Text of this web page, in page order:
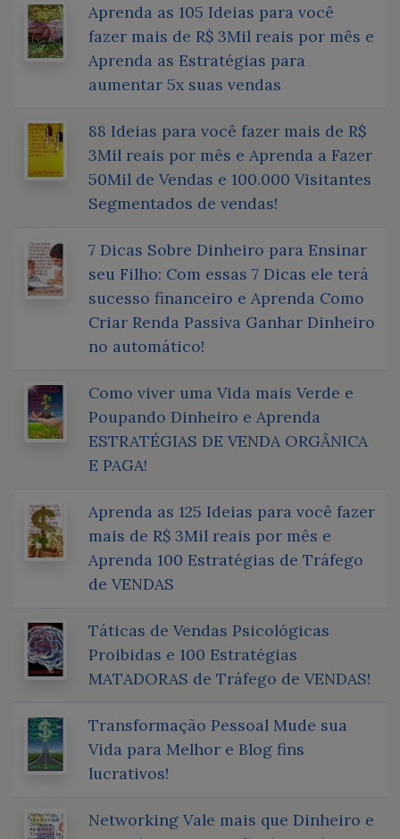
Aprenda as 105 Ideias para você
fazer mais de R$ 3Mil reais por mês e
Aprenda as Estratégias para
aumentar 5x suas vendas
88 Ideias para você fazer mais de R$
3Mil reais por mês e Aprenda a Fazer
50Mil de Vendas e 100.000 Visitantes
Segmentados de vendas!
7 Dicas Sobre Dinheiro para Ensinar
seu Filho: Com essas 7 Dicas ele terá
sucesso financeiro e Aprenda Como
Criar Renda Passiva Ganhar Dinheiro
no automático!
Como viver uma Vida mais Verde e
Poupando Dinheiro e Aprenda
ESTRATÉGIAS DE VENDA ORGÂNICA
E PAGA!
Aprenda as 125 Ideias para você fazer
mais de R$ 3Mil reais por mês e
Aprenda 100 Estratégias de Tráfego
de VENDAS
Táticas de Vendas Psicológicas
Proibidas e 100 Estratégias
MATADORAS de Tráfego de VENDAS!
Transformação Pessoal Mude sua
Vida para Melhor e Blog fins
lucrativos!
Networking Vale mais que Dinheiro e